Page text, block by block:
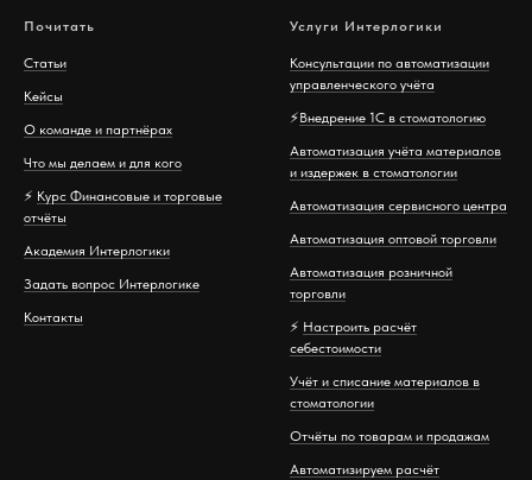
Почитать
Статьи
Кейсы
О команде и партнёрах
Что мы делаем и для кого
⚡️ Курс Финансовые и торговые
отчёты
Академия Интерлогики
Задать вопрос Интерлогике
Контакты
Услуги Интерлогики
Консультации по автоматизации
управленческого учёта
⚡️Внедрение 1С в стоматологию
Автоматизация учёта материалов
и издержек в стоматологии
Автоматизация сервисного центра
Автоматизация оптовой торговли
Автоматизация розничной
торговли
⚡️ Настроить расчёт
себестоимости
Учёт и списание материалов в
стоматологии
Отчёты по товарам и продажам
Автоматизируем расчёт